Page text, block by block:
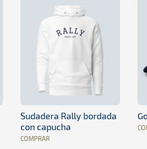
Sudadera Rally bordada
con capucha
COMPRAR